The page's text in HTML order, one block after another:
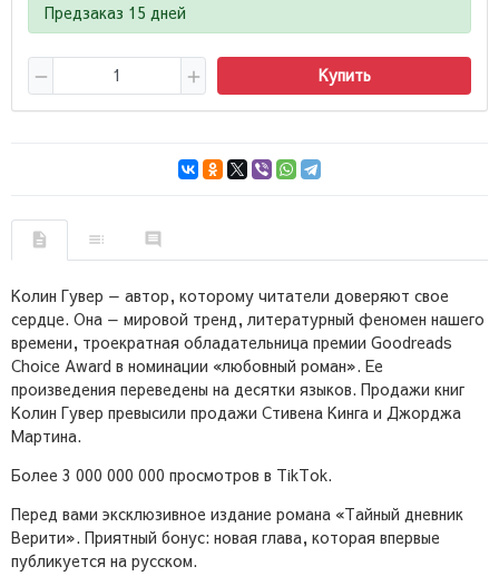
Предзаказ 15 дней
Купить
Колин Гувер — автор, которому читатели доверяют свое
сердце. Она — мировой тренд, литературный феномен нашего
времени, троекратная обладательница премии Goodreads
Choice Award в номинации «любовный роман». Ее
произведения переведены на десятки языков. Продажи книг
Колин Гувер превысили продажи Стивена Кинга и Джорджа
Мартина.
Более 3 000 000 000 просмотров в TikTok.
Перед вами эксклюзивное издание романа «Тайный дневник
Верити». Приятный бонус: новая глава, которая впервые
публикуется на русском.